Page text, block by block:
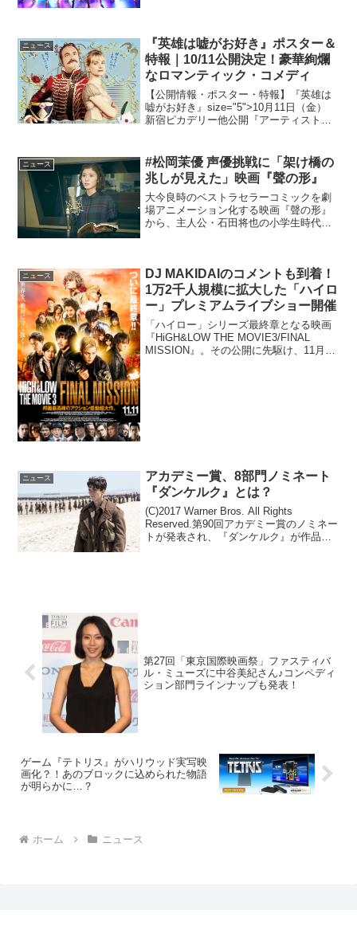
と、その12年後、ア...
ニュース
『英雄は嘘がお好き』ポスター＆
特報｜10/11公開決定！豪華絢爛
なロマンティック・コメディ
【公開情報・ポスター・特報】『英雄は
嘘がお好き』size="5">10月11日（金）
新宿ピカデリー他公開『アーティスト』
Hero」が、邦題『英雄は嘘が...
ニュース
#松岡茉優 声優挑戦に「架け橋の
兆しが見えた」映画『聲の形』
大今良時のベストラセラーコミックを劇
場アニメーション化する映画『聲の形』
から、主人公・石田将也の小学生時代の
形』は、「このマンガが...
ニュース
DJ MAKIDAIのコメントも到着！
1万2千人規模に拡大した「ハイロ
ー」プレミアムライブショー開催
「ハイロー」シリーズ最終章となる映画
『HiGH&LOW THE MOVIE3/FINAL
MISSION』。その公開に先駆け、11月6
ニュース
アカデミー賞、8部門ノミネート
『ダンケルク』とは？
(C)2017 Warner Bros. All Rights
Reserved.第90回アカデミー賞のノミネー
トが発表され、『ダンケルク』が作品
第27回「東京国際映画祭」ファスティバ
ル・ミューズに中谷美紀さん♪コンペディ
ション部門ラインナップも発表！
ゲーム『テトリス』がハリウッド実写映
画化？！あのブロックに込められた物語
が明らかに…？
ホーム ニュース